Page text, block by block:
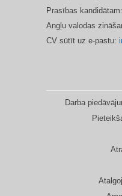
Prasības kandidātam:
Angļu valodas
CV sūtīt uz e-pastu:
Darba